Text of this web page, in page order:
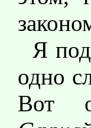
Я
одно
Вот